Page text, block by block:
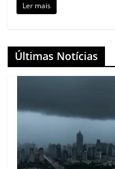
Ler mais
Últimas Notícias